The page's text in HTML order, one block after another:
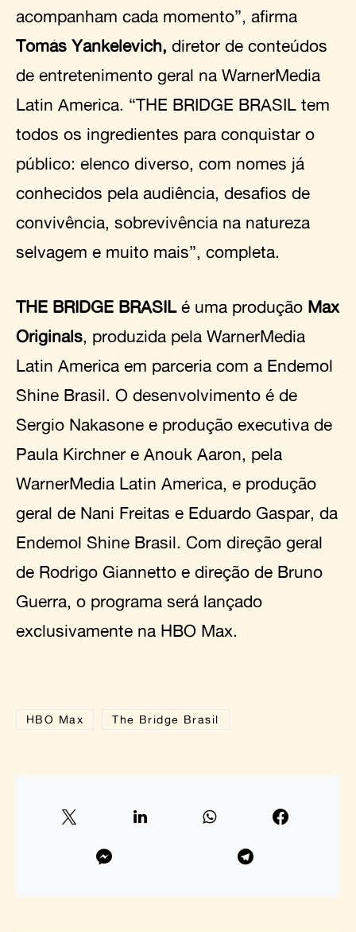
acompanham cada momento”, afirma
Tomás Yankelevich, diretor de conteúdos
de entretenimento geral na WarnerMedia
Latin America. “THE BRIDGE BRASIL tem
todos os ingredientes para conquistar o
público: elenco diverso, com nomes já
conhecidos pela audiência, desafios de
convivência, sobrevivência na natureza
selvagem e muito mais”, completa.
THE BRIDGE BRASIL é uma produção Max
Originals, produzida pela WarnerMedia
Latin America em parceria com a Endemol
Shine Brasil. O desenvolvimento é de
Sergio Nakasone e produção executiva de
Paula Kirchner e Anouk Aaron, pela
WarnerMedia Latin America, e produção
geral de Nani Freitas e Eduardo Gaspar, da
Endemol Shine Brasil. Com direção geral
de Rodrigo Giannetto e direção de Bruno
Guerra, o programa será lançado
exclusivamente na HBO Max.
HBO Max The Bridge Brasil